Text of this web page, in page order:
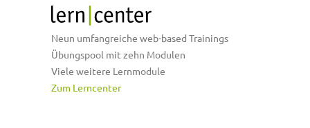
Neun umfangreiche web-based Trainings
Übungspool mit zehn Modulen
Viele weitere Lernmodule
Zum Lerncenter